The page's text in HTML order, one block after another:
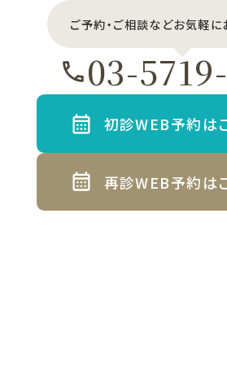
ご予約・ご相談などお気軽
03-
初診WEB予約は
再診WEB予約は